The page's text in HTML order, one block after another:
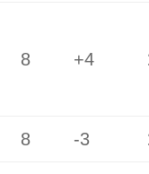
8 +4
8 -3